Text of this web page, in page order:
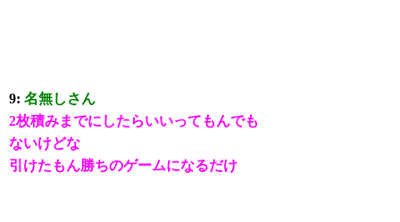
9:名無しさん
2枚積みまでにしたらいいってもんでも
ないけどな
引けたもん勝ちのゲームになるだけ